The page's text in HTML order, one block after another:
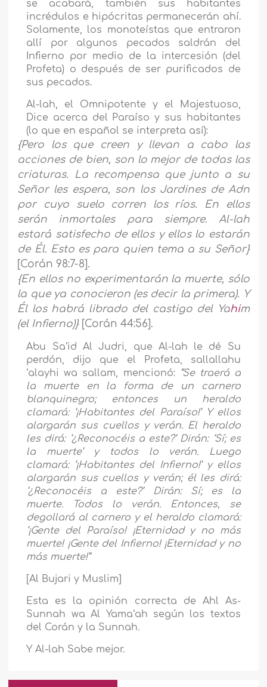
se acabará, también sus habitantes
incrédulos e hipócritas permanecerán ahí.
Solamente, los monoteístas que entraron
allí por algunos pecados saldrán del
Infierno por medio de la intercesión (del
Profeta) o después de ser purificados de
sus pecados.
Al-lah, el Omnipotente y el Majestuoso,
Dice acerca del Paraíso y sus habitantes
(lo que en español se interpreta así):
{Pero los que creen y llevan a cabo las
acciones de bien, son lo mejor de todas las
criaturas.
La recompensa que junto a su
Señor les espera, son los Jardines de Adn
por cuyo suelo corren los ríos. En ellos
serán inmortales para siempre. Al-lah
estará satisfecho de ellos y ellos lo estarán
de Él. Esto es para quien tema a su Señor}
[Corán 98:7-8].
{En ellos no experimentarán la muerte, sólo
la que ya conocieron (es decir la primera). Y
Él los habrá librado del castigo del Yahim
(el Infierno)}[Corán 44:56].
Abu Sa‘id Al Judri, que Al-lah le dé Su
perdón, dijo que el Profeta, sallallahu
‘alayhi wa sallam, mencionó: “Se traerá a
la muerte en la forma de un carnero
blanquinegro; entonces un heraldo
clamará: ‘¡Habitantes del Paraíso!’ Y ellos
alargarán sus cuellos y verán. El heraldo
les dirá: ‘¿Reconocéis a este?’ Dirán: ‘Sí; es
la muerte’ y todos lo verán. Luego
clamará: ‘¡Habitantes del Infierno!’ y ellos
alargarán sus cuellos y verán; él les dirá:
‘¿Reconocéis a este?’ Dirán: Sí; es la
muerte. Todos lo verán. Entonces, se
degollará al carnero y el heraldo clamará:
‘¡Gente del Paraíso! ¡Eternidad y no más
muerte! ¡Gente del Infierno! ¡Eternidad y no
más muerte!”
[Al Bujari y Muslim]
Esta es la opinión correcta de Ahl As-
Sunnah wa Al Yama‘ah según los textos
del Corán y la Sunnah.
Y Al-lah Sabe mejor.